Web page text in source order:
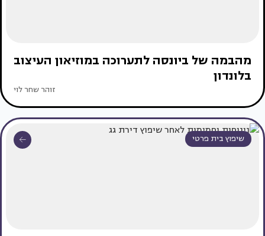
מהבמה של ביונסה לתערוכה במוזיאון העיצוב
בלונדון
זוהר שחר לוי
שיפוץ בית פרטי